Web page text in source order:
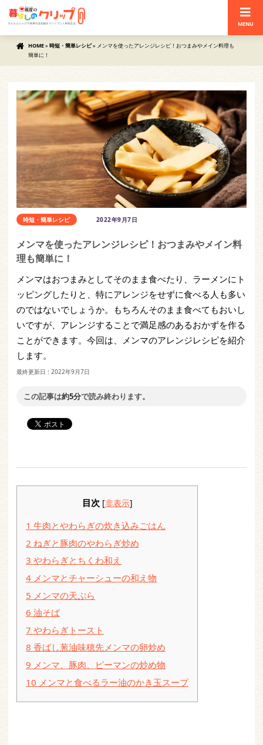
MENU
HOME» 時短・簡単レシピ» メンマを使ったアレンジレシピ！おつまみやメイン料理も
簡単に！
時短・簡単レシピ 2022年9月7日
メンマを使ったアレンジレシピ！おつまみやメイン料
理も簡単に！
メンマはおつまみとしてそのまま食べたり、ラーメンにト
ッピングしたりと、特にアレンジをせずに食べる人も多い
のではないでしょうか。もちろんそのまま食べてもおいし
いですが、アレンジすることで満足感のあるおかずを作る
ことができます。今回は、メンマのアレンジレシピを紹介
します。
最終更新日 : 2022年9月7日
この記事は約5分で読み終わります。
目次 [非表示]
1 牛肉とやわらぎの炊き込みごはん
2 ねぎと豚肉のやわらぎ炒め
3 やわらぎとちくわ和え
4 メンマとチャーシューの和え物
5 メンマの天ぷら
6 油そば
7 やわらぎトースト
8 香ばし葱油味穂先メンマの卵炒め
9 メンマ、豚肉、ピーマンの炒め物
10 メンマと食べるラー油のかき玉スープ